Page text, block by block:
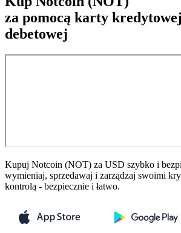
za pomocą karty
debetowej
Kupuj Notcoin (NOT) za USD szybko i
wymieniaj, sprzedawaj i zarządzaj swoimi
kontrolą - bezpiecznie i łatwo.